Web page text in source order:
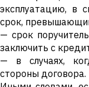
эксплуатацию, в
срок,
— срок
заключить с
— в случаях,
стороны договора.